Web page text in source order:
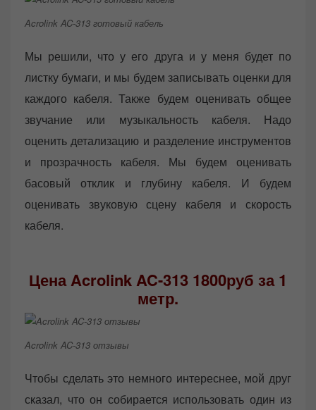
Acrolink AC-313 готовый кабель
Мы решили, что у его друга и у меня будет по
листку бумаги, и мы будем записывать оценки для
каждого кабеля. Также будем оценивать общее
звучание или музыкальность кабеля. Надо
оценить детализацию и разделение инструментов
и прозрачность кабеля. Мы будем оценивать
басовый отклик и глубину кабеля. И будем
оценивать звуковую сцену кабеля и скорость
кабеля.
Цена Acrolink AC-313 1800руб за 1
метр.
Acrolink AC-313 отзывы
Чтобы сделать это немного интереснее, мой друг
сказал, что он собирается использовать один из